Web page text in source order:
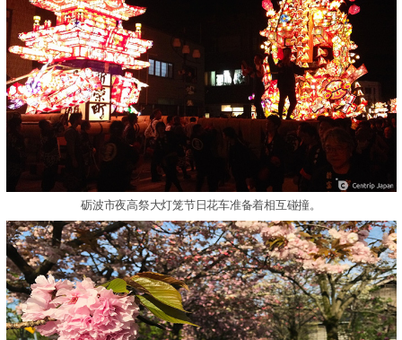
砺波市夜高祭大灯笼节日花车准备着相互碰撞。